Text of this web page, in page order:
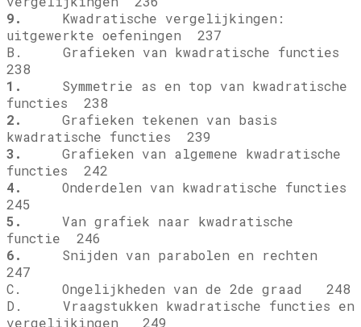
9.
Kwadratische vergelijkingen:
uitgewerkte oefeningen 237
B. Grafieken van kwadratische functies
238
1.
Symmetrie as en top van kwadratische
functies 238
2.
Grafieken tekenen van basis
kwadratische functies 239
3.
Grafieken van algemene kwadratische
functies 242
4.
Onderdelen van kwadratische functies
245
5.
Van grafiek naar kwadratische
functie 246
6.
Snijden van parabolen en rechten
247
C. Ongelijkheden van de 2de graad 248
D. Vraagstukken kwadratische functies en
vergelijkingen 249